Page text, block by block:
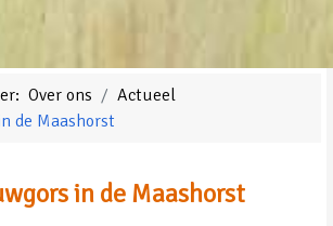
Over ons
Actueel
de Maashorst
in de Maashorst